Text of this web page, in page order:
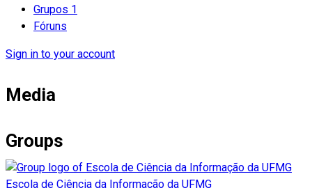
Grupos 1
Fóruns
Sign in to your account
Media
Groups
Escola de Ciência da Informação da UFMG